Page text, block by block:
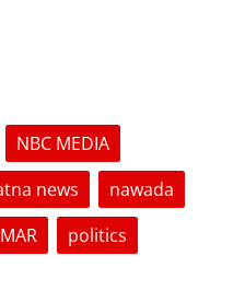
NBC MEDIA
news
nawada
politics